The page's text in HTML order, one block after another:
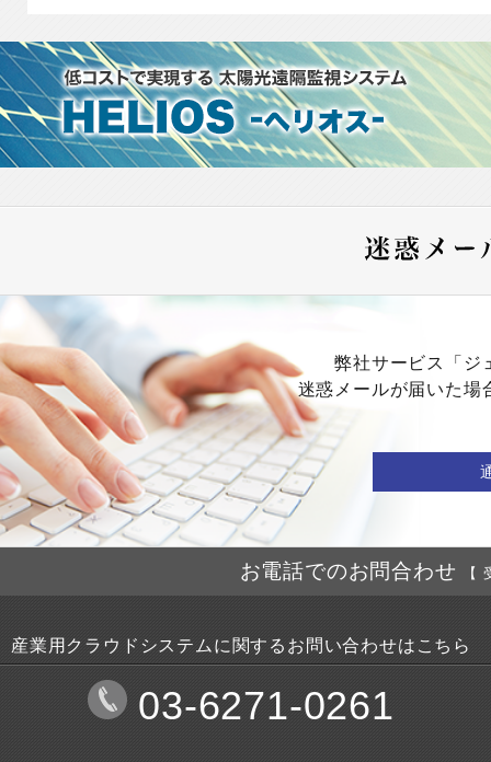
弊社サービス「ジ
迷惑メールが届いた場
お電話でのお問合わせ 【
産業用クラウドシステムに関するお問い合わせはこちら
03-6271-0261